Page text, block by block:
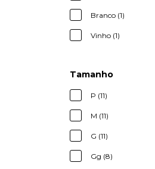
Branco (1)
Vinho (1)
Tamanho
P (11)
M (11)
G (11)
Gg (8)